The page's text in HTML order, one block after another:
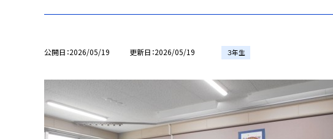
公開日 2026/05/19 更新日 2026/05/19 ３年生